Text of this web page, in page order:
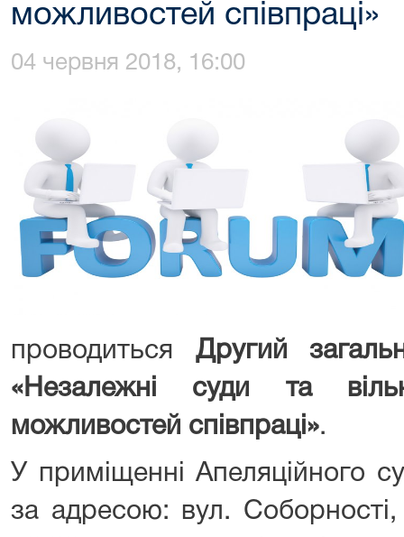
можливостей співпраці»
04 червня 2018, 16:00
проводиться Другий
«Незалежні суди та
можливостей співпраці».
У приміщенні Апеляційного
за адресою: вул.